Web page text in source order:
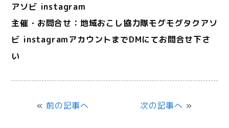
アソビ instagram
主催・お問合せ：地域おこし協力隊モグモグタクアソ
ビ instagramアカウントまでDMにてお問合せ下さ
い
« 前の記事へ 次の記事へ »